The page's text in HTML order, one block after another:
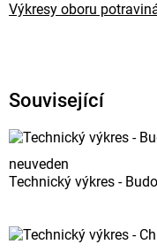
Výkresy oboru
Související
neuveden
Technický výkres -